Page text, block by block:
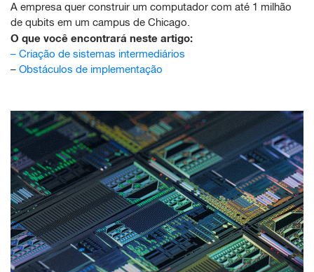
A empresa quer construir um computador com até 1 milhão
de qubits em um campus de Chicago.
O que você encontrará neste artigo:
– Criação de sistemas intermediários
– Obstáculos de implementação